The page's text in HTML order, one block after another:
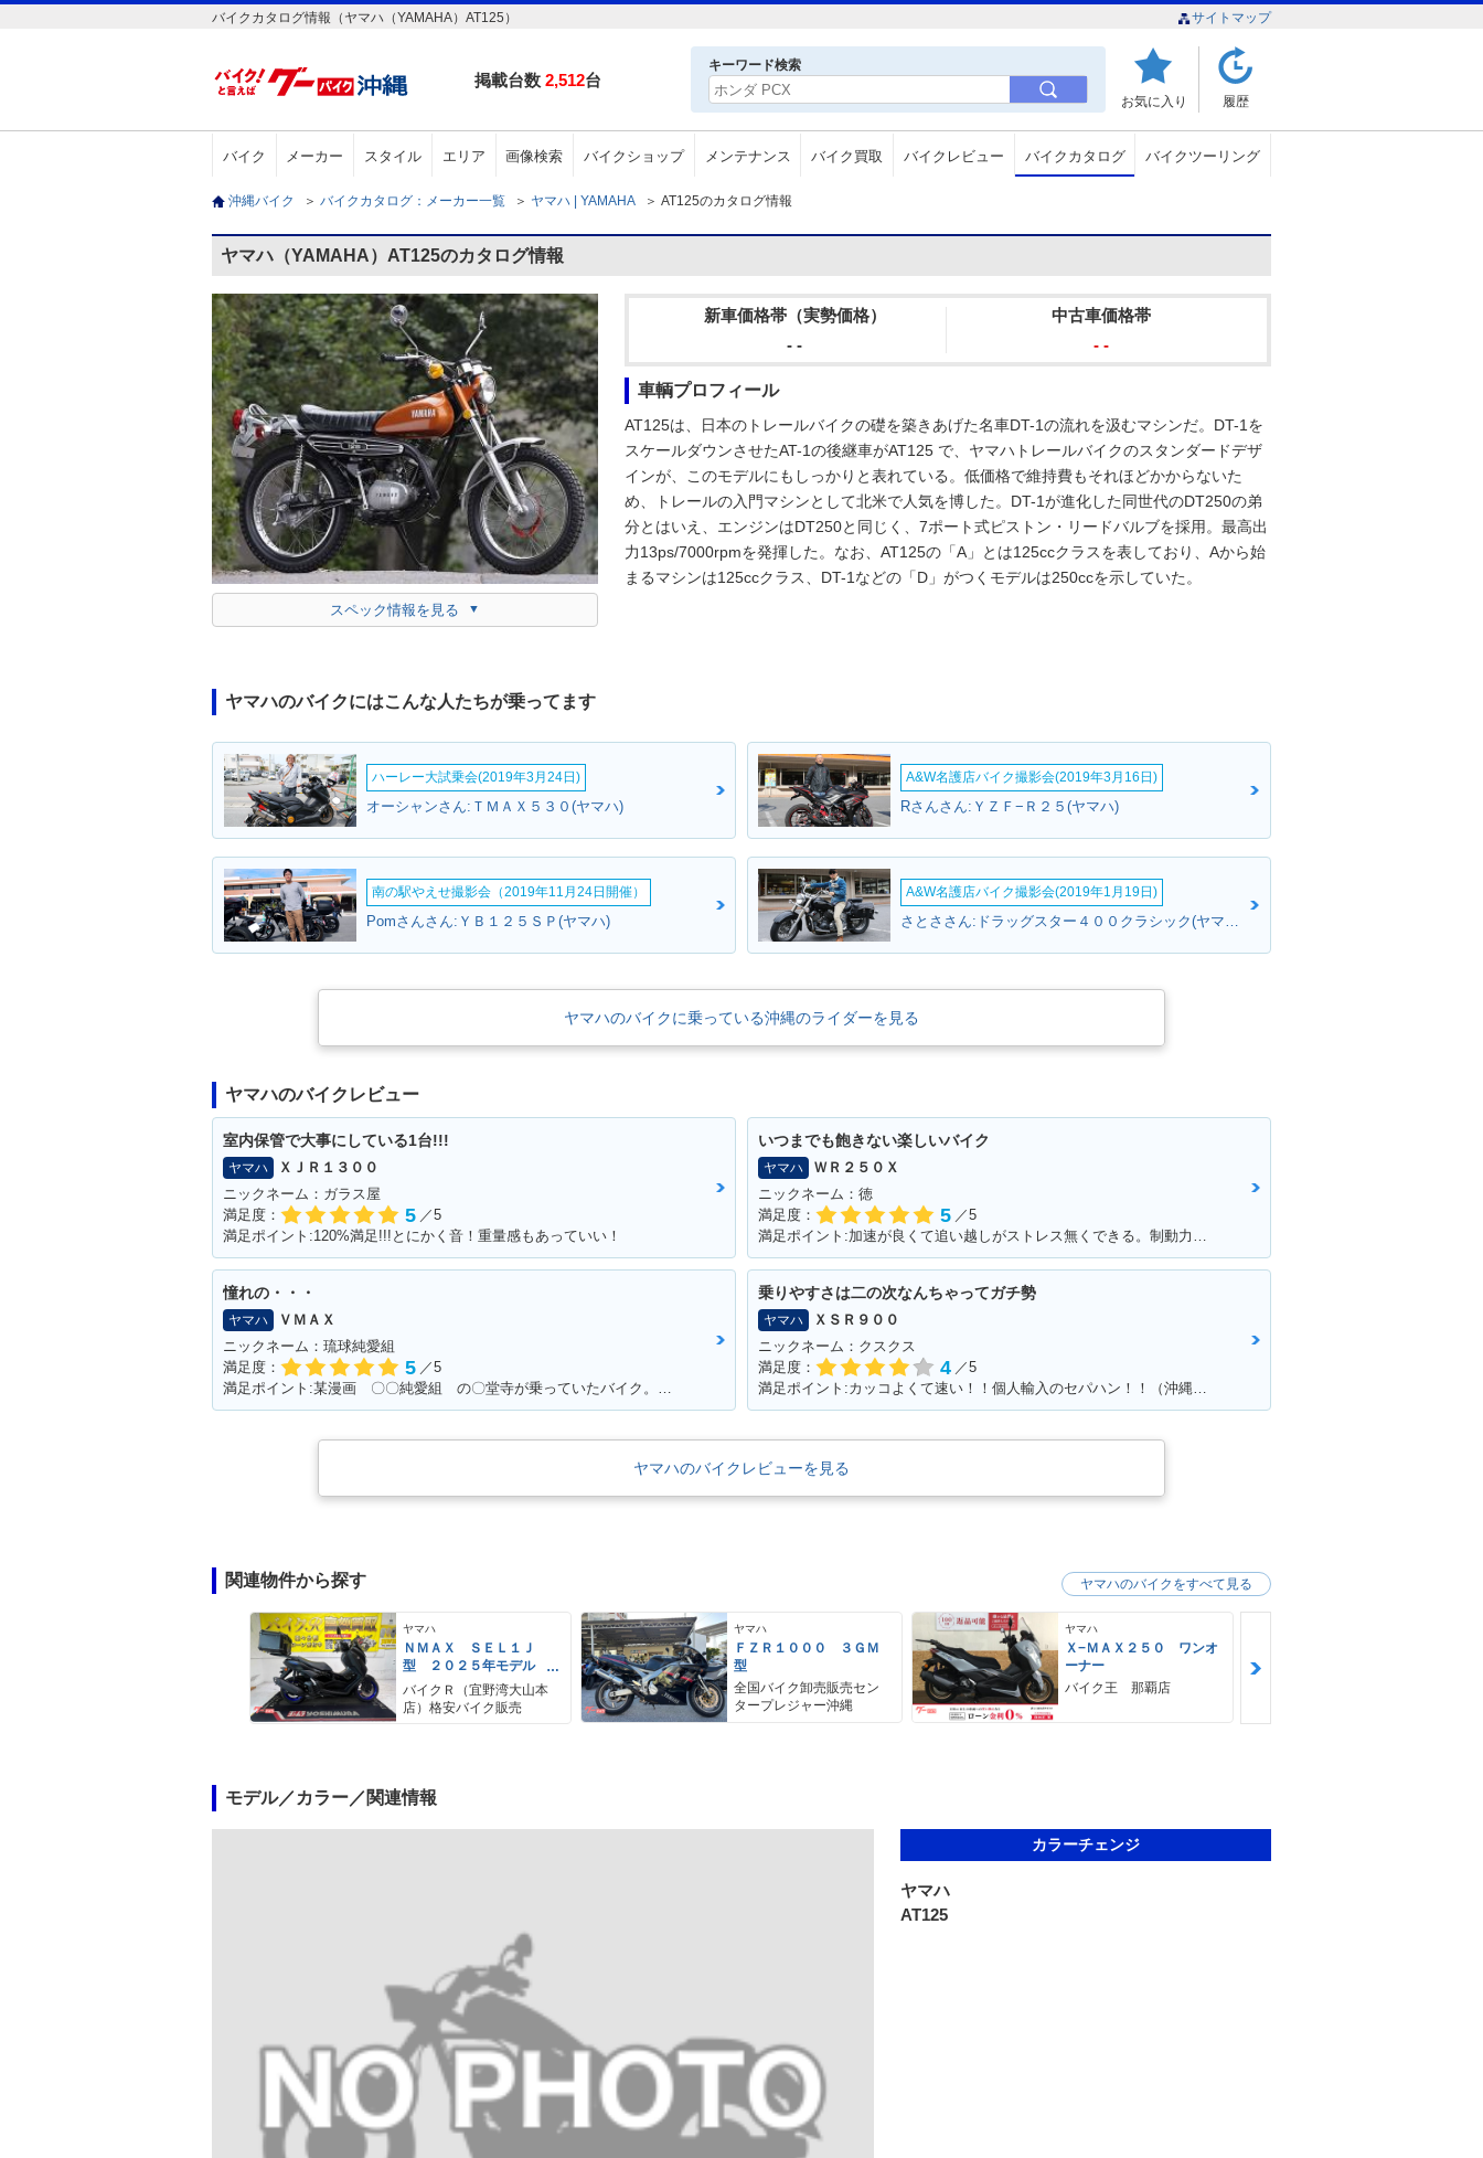
バイクカタログ情報（ヤマハ（YAMAHA）AT125） サイトマップ
掲載台数 2,512台
キーワード検索
お気に入り 履歴
バイク メーカー スタイル エリア 画像検索 バイクショップ メンテナンス バイク買取 バイクレビュー バイクカタログ バイクツーリング
沖縄バイク ＞ バイクカタログ：メーカー一覧 ＞ ヤマハ | YAMAHA ＞ AT125のカタログ情報
ヤマハ（YAMAHA）AT125のカタログ情報
スペック情報を見る
新車価格帯（実勢価格）
- -
中古車価格帯
- -
車輌プロフィール
AT125は、日本のトレールバイクの礎を築きあげた名車DT-1の流れを汲むマシンだ。DT-1を
スケールダウンさせたAT-1の後継車がAT125 で、ヤマハトレールバイクのスタンダードデザ
インが、このモデルにもしっかりと表れている。低価格で維持費もそれほどかからないた
め、トレールの入門マシンとして北米で人気を博した。DT-1が進化した同世代のDT250の弟
分とはいえ、エンジンはDT250と同じく、7ポート式ピストン・リードバルブを採用。最高出
力13ps/7000rpmを発揮した。なお、AT125の「A」とは125ccクラスを表しており、Aから始
まるマシンは125ccクラス、DT-1などの「D」がつくモデルは250ccを示していた。
ヤマハのバイクにはこんな人たちが乗ってます
ハーレー大試乗会(2019年3月24日)
オーシャンさん:ＴＭＡＸ５３０(ヤマハ)
A&W名護店バイク撮影会(2019年3月16日)
Rさんさん:ＹＺＦ−Ｒ２５(ヤマハ)
南の駅やえせ撮影会（2019年11月24日開催）
Pomさんさん:ＹＢ１２５ＳＰ(ヤマハ)
A&W名護店バイク撮影会(2019年1月19日)
さとささん:ドラッグスター４００クラシック(ヤマハ)
ヤマハのバイクに乗っている沖縄のライダーを見る
ヤマハのバイクレビュー
室内保管で大事にしている1台!!!
ヤマハ
ＸＪＲ１３００
ニックネーム：ガラス屋
満足度：
5 ／5
満足ポイント:120%満足!!!とにかく音！重量感もあっていい！
いつまでも飽きない楽しいバイク
ヤマハ
ＷＲ２５０Ｘ
ニックネーム：徳
満足度：
5 ／5
満足ポイント:加速が良くて追い越しがストレス無くできる。制動力グッド。
憧れの・・・
ヤマハ
ＶＭＡＸ
ニックネーム：琉球純愛組
満足度：
5 ／5
満足ポイント:某漫画 〇〇純愛組 の〇堂寺が乗っていたバイク。。。 私もジャックナイフを決めたいと思い、毎日学校にも行かず土方のバイトをしてためた150万 荒馬のようなハンドリング、じゃじゃ馬のような加速。。。全てが最高でした！ 20年たった今でもガレージでしっかり現役です！！最高の相棒ですよ！！
乗りやすさは二の次なんちゃってガチ勢
ヤマハ
ＸＳＲ９００
ニックネーム：クスクス
満足度：
4 ／5
満足ポイント:カッコよくて速い！！個人輸入のセパハン！！（沖縄で他に見たことがない・・）
ヤマハのバイクレビューを見る
関連物件から探す
ヤマハ
ＮＭＡＸ ＳＥＬ１Ｊ
型 ２０２５年モデル
ＡＢＳ キーレス リア
キャリア リアＢＯＸ
バイクＲ（宜野湾大山本
店）格安バイク販売
ヤマハ
ＦＺＲ１０００ ３ＧＭ
型
全国バイク卸売販売セン
タープレジャー沖縄
ヤマハ
Ｘ−ＭＡＸ２５０ ワンオ
ーナー
バイク王 那覇店
ヤマハのバイクをすべて見る
モデル／カラー／関連情報
カラーチェンジ
ヤマハ
AT125